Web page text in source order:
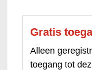
Gratis
Alleen
toegang tot